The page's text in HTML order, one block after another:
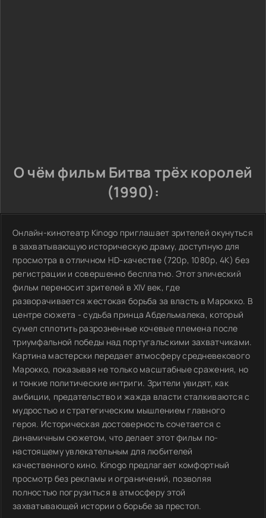
О чём фильм Битва трёх королей
(1990):
Онлайн-кинотеатр Kinogo приглашает зрителей окунуться
в захватывающую историческую драму, доступную для
просмотра в отличном HD-качестве (720p, 1080p, 4K) без
регистрации и совершенно бесплатно. Этот эпический
фильм переносит зрителей в XIV век, где
разворачивается жестокая борьба за власть в Марокко. В
центре сюжета - судьба принца Абдельмалека, который
сумел сплотить разрозненные кочевые племена после
триумфальной победы над португальскими захватчиками.
Картина мастерски передает атмосферу средневекового
Марокко, показывая не только масштабные сражения, но
и тонкие политические интриги. Зрители увидят, как
амбиции, предательство и жажда власти сталкиваются с
мудростью и стратегическим мышлением главного
героя. Историческая достоверность сочетается с
динамичным сюжетом, что делает этот фильм по-
настоящему увлекательным для любителей
качественного кино. Kinogo предлагает комфортный
просмотр без рекламы и ограничений, позволяя
полностью погрузиться в атмосферу этой
захватывающей истории о борьбе за престол.